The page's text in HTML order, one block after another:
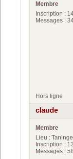
Membre
Inscription :
Messages :
Hors ligne
claude
Membre
Lieu :
Inscription :
Messages :